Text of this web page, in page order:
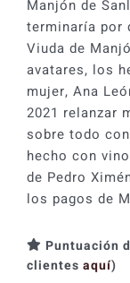
Manjón de
terminaría por
Viuda de
avatares, los
mujer, Ana
2021 relanzar
sobre todo
hecho con
de Pedro
los pagos de
Puntuación
clientes aquí)